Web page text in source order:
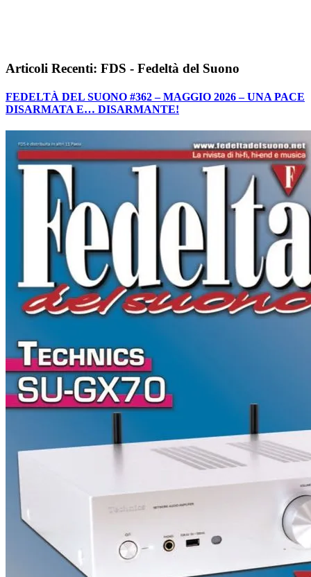
Articoli Recenti: FDS - Fedeltà del Suono
FEDELTÀ DEL SUONO #362 – MAGGIO 2026 – UNA PACE
DISARMATA E… DISARMANTE!